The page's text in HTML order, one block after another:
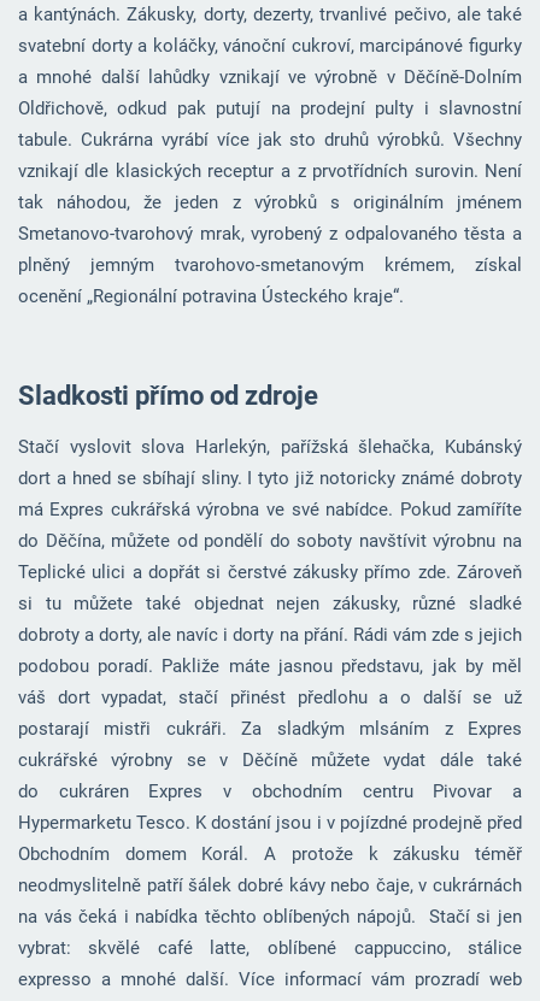
a kantýnách. Zákusky, dorty, dezerty, trvanlivé pečivo, ale také
svatební dorty a koláčky, vánoční cukroví, marcipánové figurky
a mnohé další lahůdky vznikají ve výrobně v Děčíně-Dolním
Oldřichově, odkud pak putují na prodejní pulty i slavnostní
tabule. Cukrárna vyrábí více jak sto druhů výrobků. Všechny
vznikají dle klasických receptur a z prvotřídních surovin. Není
tak náhodou, že jeden z výrobků s originálním jménem
Smetanovo-tvarohový mrak, vyrobený z odpalovaného těsta a
plněný jemným tvarohovo-smetanovým krémem, získal
ocenění „Regionální potravina Ústeckého kraje“.
Sladkosti přímo od zdroje
Stačí vyslovit slova Harlekýn, pařížská šlehačka, Kubánský
dort a hned se sbíhají sliny. I tyto již notoricky známé dobroty
má Expres cukrářská výrobna ve své nabídce. Pokud zamíříte
do Děčína, můžete od pondělí do soboty navštívit výrobnu na
Teplické ulici a dopřát si čerstvé zákusky přímo zde. Zároveň
si tu můžete také objednat nejen zákusky, různé sladké
dobroty a dorty, ale navíc i dorty na přání. Rádi vám zde s jejich
podobou poradí. Pakliže máte jasnou představu, jak by měl
váš dort vypadat, stačí přinést předlohu a o další se už
postarají mistři cukráři. Za sladkým mlsáním z Expres
cukrářské výrobny se v Děčíně můžete vydat dále také
do cukráren Expres v obchodním centru Pivovar a
Hypermarketu Tesco. K dostání jsou i v pojízdné prodejně před
Obchodním domem Korál. A protože k zákusku téměř
neodmyslitelně patří šálek dobré kávy nebo čaje, v cukrárnách
na vás čeká i nabídka těchto oblíbených nápojů. Stačí si jen
vybrat: skvělé café latte, oblíbené cappuccino, stálice
expresso a mnohé další. Více informací vám prozradí web